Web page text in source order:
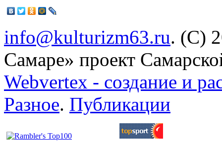
info@kulturizm63.ru. (C)
Самаре» проект
Webvertex - создание и
Разное. Публикации